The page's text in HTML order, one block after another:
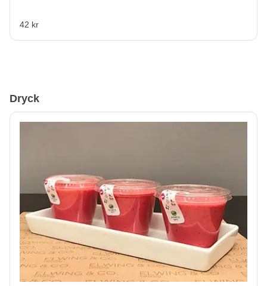
42 kr
Dryck